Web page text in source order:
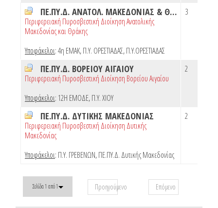
ΠΕ.ΠΥ.Δ. ΑΝΑΤΟΛ. ΜΑΚΕΔΟΝΙΑΣ & ΘΡΑΚΗΣ
Περιφερειακή Πυροσβεστική Διοίκηση Ανατολικής
Μακεδονίας και Θράκης
Υποφάκελοι:4η ΕΜΑΚ,Π.Υ. ΟΡΕΣΤΙΑΔΑΣ,Π.Υ.ΟΡΕΣΤΙΑΔΑΣ
3
ΠΕ.ΠΥ.Δ. ΒΟΡΕΙΟΥ ΑΙΓΑΙΟΥ
Περιφερειακή Πυροσβεστική Διοίκηση Βορείου Αιγαίου
Υποφάκελοι: 12Η ΕΜΟΔΕ,Π.Υ. ΧΙΟΥ
2
ΠΕ.ΠΥ.Δ. ΔΥΤΙΚΗΣ ΜΑΚΕΔΟΝΙΑΣ
Περιφερειακή Πυροσβεστική Διοίκηση Δυτικής
Μακεδονίας
Υποφάκελοι: Π.Υ. ΓΡΕΒΕΝΩΝ,ΠΕ.ΠΥ.Δ. Δυτικής Μακεδονίας
2
Σελίδα 1 από 1 Προηγούμενο Επόμενο